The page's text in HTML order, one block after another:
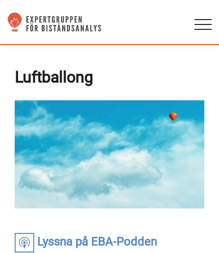
Lyssna på EBA-Podden
Luftballong